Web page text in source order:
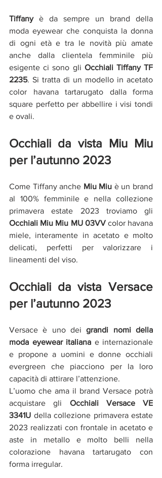
Tiffany è da sempre un brand della
moda eyewear che conquista la donna
di ogni età e tra le novità più amate
anche dalla clientela femminile più
esigente ci sono gli Occhiali Tiffany TF
2235. Si tratta di un modello in acetato
color havana tartarugato dalla forma
square perfetto per abbellire i visi tondi
e ovali.
Occhiali da vista Miu Miu
per l’autunno 2023
Come Tiffany anche Miu Miu è un brand
al 100% femminile e nella collezione
Occhiali Miu Miu MU 03VV color havana
miele, interamente in acetato e molto
delicati, perfetti per valorizzare i
lineamenti del viso.
Occhiali da vista Versace
per l’autunno 2023
Versace è uno dei grandi nomi della
moda eyewear italiana e internazionale
e propone a uomini e donne occhiali
evergreen che piacciono per la loro
capacità di attirare l’attenzione.
L’uomo che ama il brand Versace potrà
acquistare gli Occhiali Versace VE
3341U della collezione primavera estate
2023 realizzati con frontale in acetato e
aste in metallo e molto belli nella
colorazione havana tartarugato con
forma irregular.